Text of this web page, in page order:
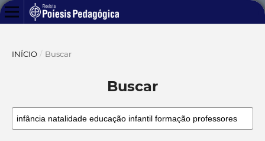
INÍCIO / Buscar
Buscar